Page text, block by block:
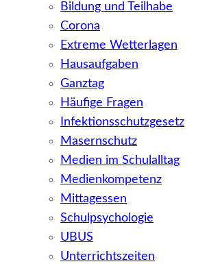
Bildung und Teilhabe
Corona
Extreme Wetterlagen
Hausaufgaben
Ganztag
Häufige Fragen
Infektionsschutzgesetz
Masernschutz
Medien im Schulalltag
Medienkompetenz
Mittagessen
Schulpsychologie
UBUS
Unterrichtszeiten